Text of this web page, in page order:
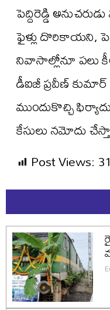
పెద్దిరెడ్డి
ఫైళ్లు దొరికాయని,
నివాసాల్లోనూ పలు
డీఐజీ ప్రవీణ్
ముందుకొచ్చి
కేసులు నమోదు
Post Views: 31